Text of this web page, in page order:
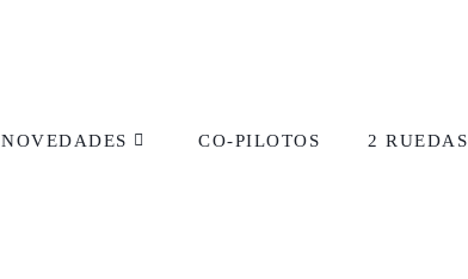
NOVEDADES CO-PILOTOS 2 RUEDAS